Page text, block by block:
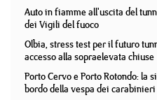
Auto in fiamme all'uscita del
dei Vigili del fuoco
Olbia, stress test per il futuro
accesso alla sopraelevata chiuse
Porto Cervo e Porto Rotondo: la
bordo della vespa dei carabinieri